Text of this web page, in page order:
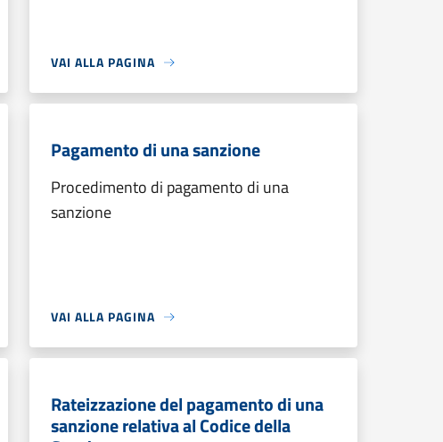
VAI ALLA PAGINA
Pagamento di una sanzione
Procedimento di pagamento di una
sanzione
VAI ALLA PAGINA
Rateizzazione del pagamento di una
sanzione relativa al Codice della